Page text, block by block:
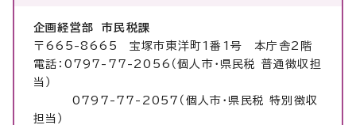
企画経営部 市民税課
〒665-8665 宝塚市東洋町1番1号 本庁舎2階
電話：0797-77-2056（個人市・県民税 普通徴収担
当）
0797-77-2057（個人市・県民税 特別徴収
担当）